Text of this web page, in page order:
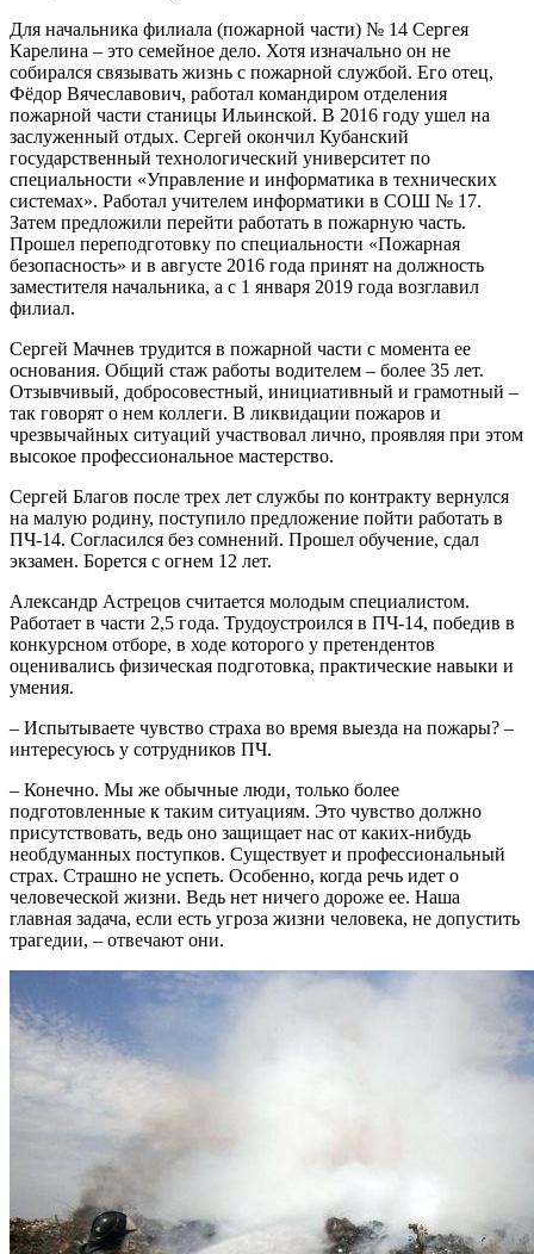
Для начальника филиала (пожарной части) № 14 Сергея
Карелина – это семейное дело. Хотя изначально он не
собирался связывать жизнь с пожарной службой. Его отец,
Фёдор Вячеславович, работал командиром отделения
пожарной части станицы Ильинской. В 2016 году ушел на
заслуженный отдых. Сергей окончил Кубанский
государственный технологический университет по
специальности «Управление и информатика в технических
системах». Работал учителем информатики в СОШ № 17.
Затем предложили перейти работать в пожарную часть.
Прошел переподготовку по специальности «Пожарная
безопасность» и в августе 2016 года принят на должность
заместителя начальника, а с 1 января 2019 года возглавил
филиал.
Сергей Мачнев трудится в пожарной части с момента ее
основания. Общий стаж работы водителем – более 35 лет.
Отзывчивый, добросовестный, инициативный и грамотный –
так говорят о нем коллеги. В ликвидации пожаров и
чрезвычайных ситуаций участвовал лично, проявляя при этом
высокое профессиональное мастерство.
Сергей Благов после трех лет службы по контракту вернулся
на малую родину, поступило предложение пойти работать в
ПЧ-14. Согласился без сомнений. Прошел обучение, сдал
экзамен. Борется с огнем 12 лет.
Александр Астрецов считается молодым специалистом.
Работает в части 2,5 года. Трудоустроился в ПЧ-14, победив в
конкурсном отборе, в ходе которого у претендентов
оценивались физическая подготовка, практические навыки и
умения.
– Испытываете чувство страха во время выезда на пожары? –
интересуюсь у сотрудников ПЧ.
– Конечно. Мы же обычные люди, только более
подготовленные к таким ситуациям. Это чувство должно
присутствовать, ведь оно защищает нас от каких-нибудь
необдуманных поступков. Существует и профессиональный
страх. Страшно не успеть. Особенно, когда речь идет о
человеческой жизни. Ведь нет ничего дороже ее. Наша
главная задача, если есть угроза жизни человека, не допустить
трагедии, – отвечают они.